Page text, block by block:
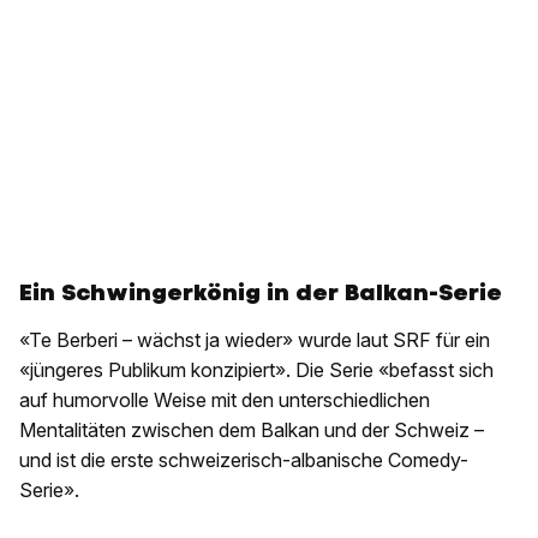
Ein Schwingerkönig in der Balkan-Serie
«Te Berberi – wächst ja wieder» wurde laut SRF für ein
«jüngeres Publikum konzipiert». Die Serie «befasst sich
auf humorvolle Weise mit den unterschiedlichen
Mentalitäten zwischen dem Balkan und der Schweiz –
und ist die erste schweizerisch-albanische Comedy-
Serie».